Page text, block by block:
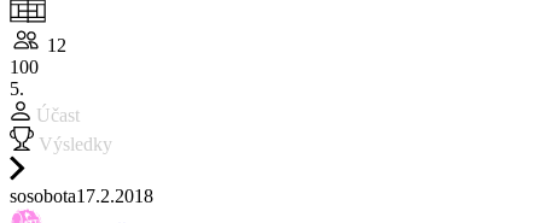
12
100
5.
Účast
Výsledky
sosobota17.2.2018